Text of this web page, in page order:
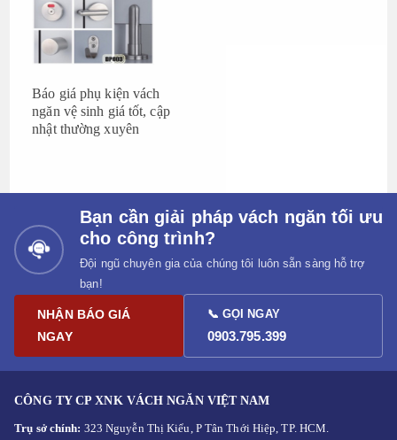
Báo giá phụ kiện vách
ngăn vệ sinh giá tốt, cập
nhật thường xuyên
Bạn cần giải pháp vách ngăn tối ưu
cho công trình?
Đội ngũ chuyên gia của chúng tôi luôn sẵn sàng hỗ trợ
bạn!
NHẬN BÁO GIÁ
NGAY
📞 GỌI NGAY
0903.795.399
CÔNG TY CP XNK VÁCH NGĂN VIỆT NAM
Trụ sở chính: 323 Nguyễn Thị Kiểu, P Tân Thới Hiệp, TP. HCM.